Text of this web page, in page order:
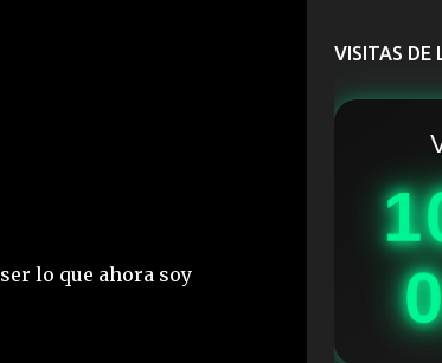
lo que ahora soy
VISITAS DE